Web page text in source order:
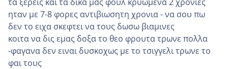
ηταν με 7-8 φορες αντιβιωσητη χρονια - να σου πω
δεν το ειχα σκεφτει να τους δωσω βιαμινες
κοιτα να δις εμας δοξα το θεο φρουτα τρωνε πολλα
-φαγανα δεν ειναι δυσκοχως με το τσιγγελι τρωνε το
φαι τους